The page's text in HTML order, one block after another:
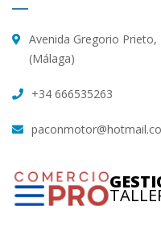
Avenida Gregorio
(Málaga)
+34 666535263